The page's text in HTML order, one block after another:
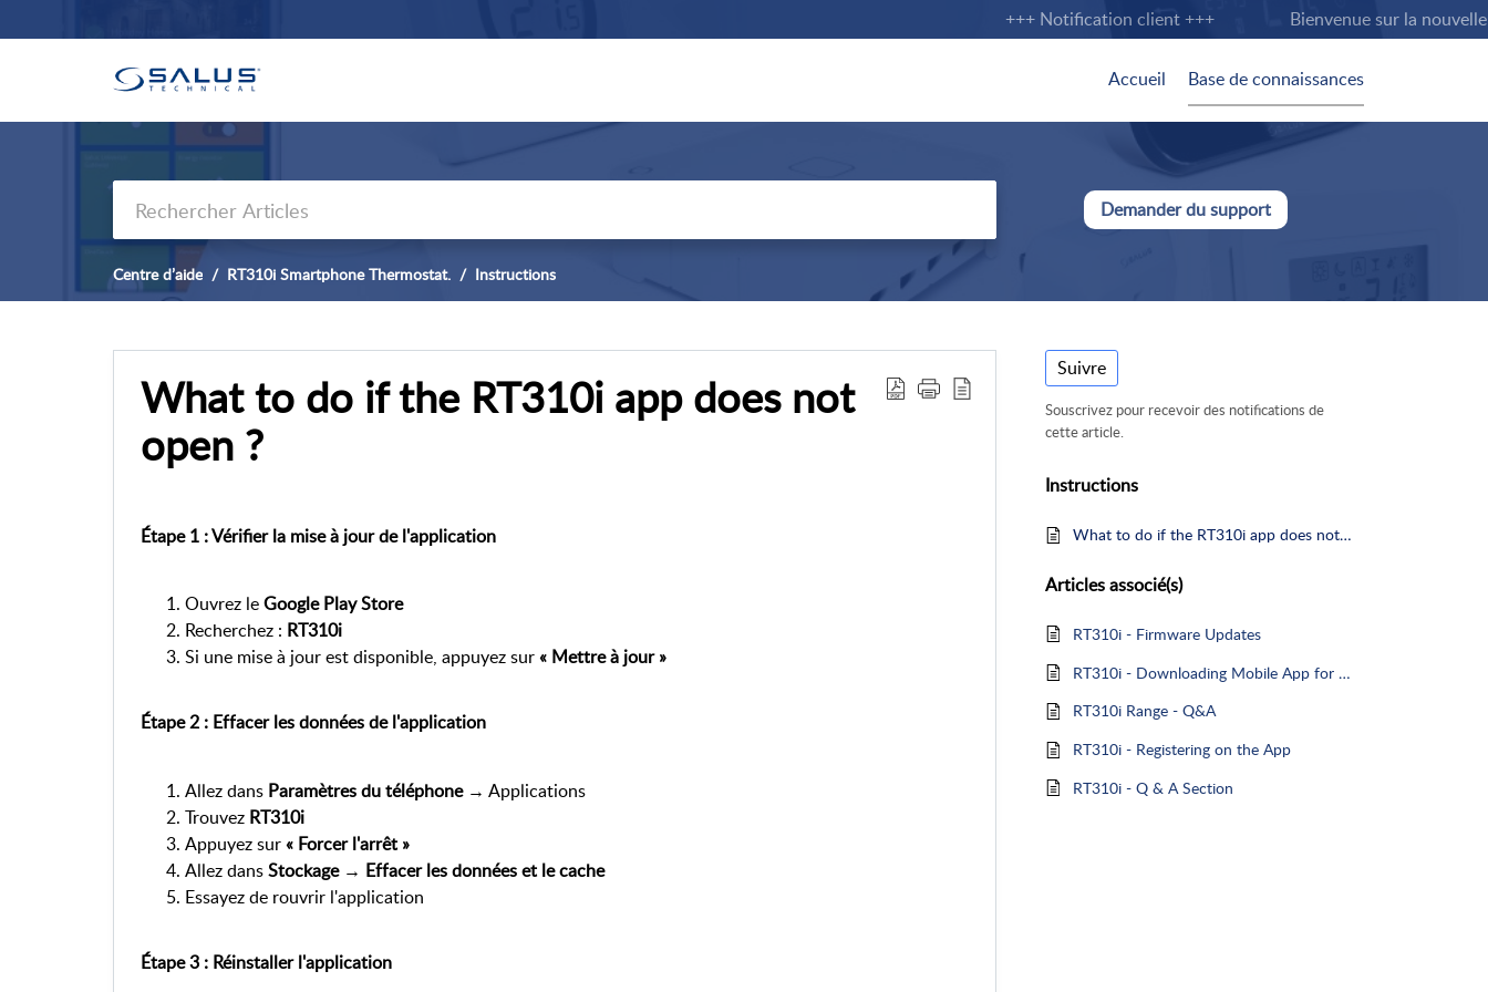
+++ Notification client +++ Bienvenue sur la nouvelle
Accueil Base de connaissances
Demander du support
Centre d’aide RT310i Smartphone Thermostat. Instructions
What to do if the RT310i app does not
open ?
Étape 1 : Vérifier la mise à jour de l'application
Ouvrez le Google Play Store
Recherchez : RT310i
Si une mise à jour est disponible, appuyez sur « Mettre à jour »
Étape 2 : Effacer les données de l'application
Allez dans Paramètres du téléphone → Applications
Trouvez RT310i
Appuyez sur « Forcer l'arrêt »
Allez dans Stockage → Effacer les données et le cache
Essayez de rouvrir l'application
Étape 3 : Réinstaller l'application
Suivre
Souscrivez pour recevoir des notifications de
cette article.
Instructions
What to do if the RT310i app does not open ?
Articlesassocié(s)
RT310i - Firmware Updates
RT310i - Downloading Mobile App for Android
RT310i Range - Q&A
RT310i - Registering on the App
RT310i - Q & A Section